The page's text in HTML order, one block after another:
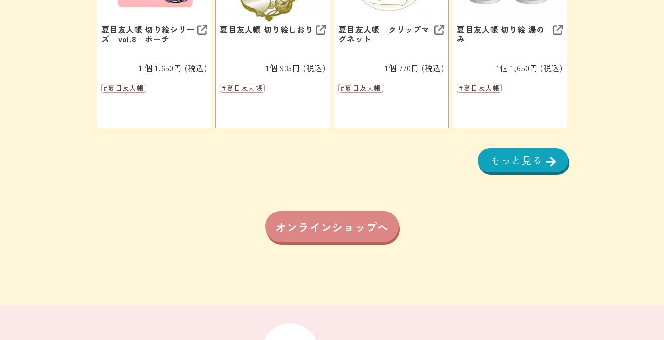
夏目友人帳 切り絵シリー
ズ vol.8 ポーチ
１個 1,650円 (税込)
#夏目友人帳
夏目友人帳 切り絵しおり
1個 935円 (税込)
#夏目友人帳
夏目友人帳 クリップマ
グネット
1個 770円 (税込)
#夏目友人帳
夏目友人帳 切り絵 湯の
み
1個 1,650円 (税込)
#夏目友人帳
もっと見る
オンラインショップへ